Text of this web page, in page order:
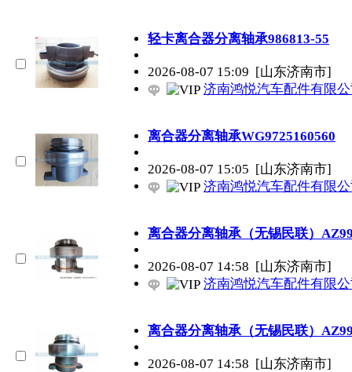
轻卡离合器分离轴承986813-55
2026-08-07 15:09 [山东济南市]
济南鸿悦汽车配件有限
离合器分离轴承WG9725160560
2026-08-07 15:05 [山东济南市]
济南鸿悦汽车配件有限
离合器分离轴承（无锡民联）
2026-08-07 14:58 [山东济南市]
济南鸿悦汽车配件有限
离合器分离轴承（无锡民联）
2026-08-07 14:58 [山东济南市]